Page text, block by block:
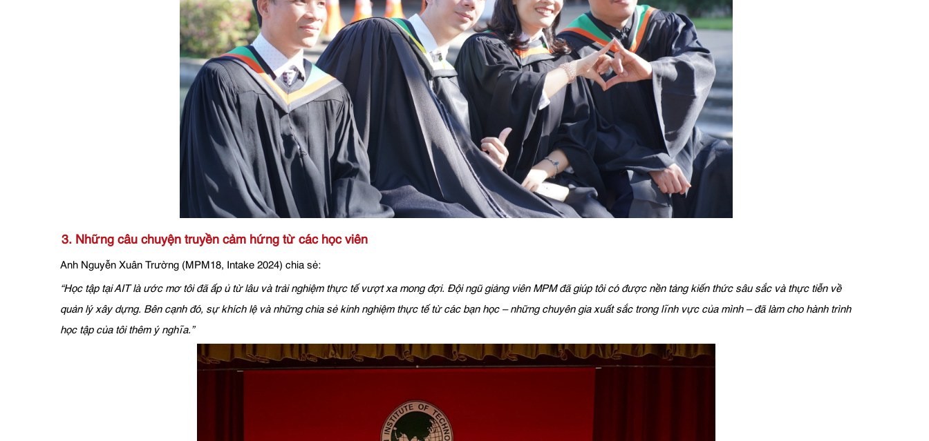
3. Những câu chuyện truyền cảm hứng từ các học viên
Anh Nguyễn Xuân Trường (MPM18, Intake 2024) chia sẻ:
“Học tập tại AIT là ước mơ tôi đã ấp ủ từ lâu và trải nghiệm thực tế vượt xa mong đợi. Đội ngũ giảng viên MPM đã giúp tôi có được nền tảng kiến thức sâu sắc và thực tiễn về
quản lý xây dựng. Bên cạnh đó, sự khích lệ và những chia sẻ kinh nghiệm thực tế từ các bạn học – những chuyên gia xuất sắc trong lĩnh vực của mình – đã làm cho hành trình
học tập của tôi thêm ý nghĩa.”